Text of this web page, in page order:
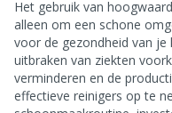
Het gebruik van
alleen om een schone
voor de gezondheid van je
uitbraken van ziekten
verminderen en de
effectieve reinigers op te